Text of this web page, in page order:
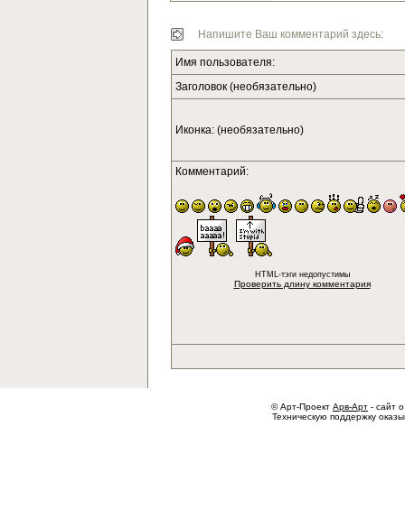
Напишите Ваш комментарий здесь:
Имя пользователя:
Заголовок (необязательно)
Иконка: (необязательно)
Комментарий:
HTML-тэги недопустимы
Проверить длину комментария
© Арт-Проект Арв-Арт - сайт
Техническую поддержку